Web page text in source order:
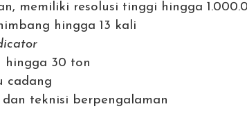
memiliki resolusi tinggi hingga
hingga 13 kali
hingga 30 ton
cadang
teknisi berpengalaman